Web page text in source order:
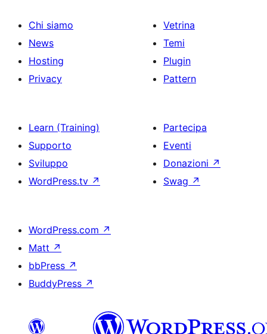
Chi siamo
News
Hosting
Privacy
Vetrina
Temi
Plugin
Pattern
Learn (Training)
Supporto
Sviluppo
WordPress.tv ↗
Partecipa
Eventi
Donazioni ↗
Swag ↗
WordPress.com ↗
Matt ↗
bbPress ↗
BuddyPress ↗